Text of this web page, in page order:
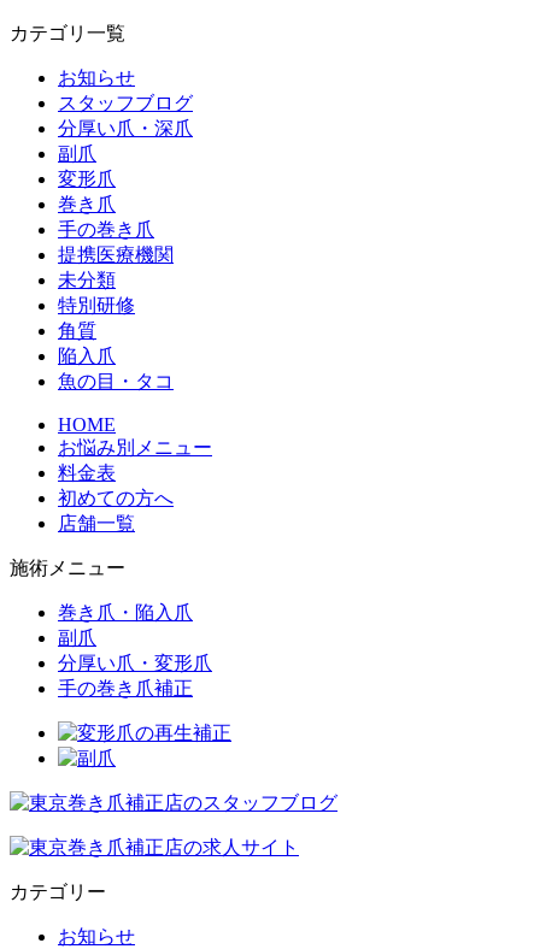
カテゴリ一覧
お知らせ
スタッフブログ
分厚い爪・深爪
副爪
変形爪
巻き爪
手の巻き爪
提携医療機関
未分類
特別研修
角質
陥入爪
魚の目・タコ
HOME
お悩み別メニュー
料金表
初めての方へ
店舗一覧
施術メニュー
巻き爪・陥入爪
副爪
分厚い爪・変形爪
手の巻き爪補正
カテゴリー
お知らせ